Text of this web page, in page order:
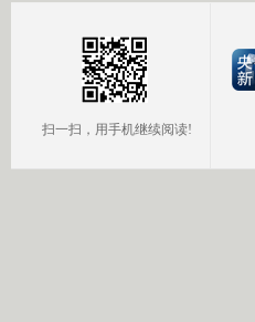
扫一扫，用手机继续阅读!